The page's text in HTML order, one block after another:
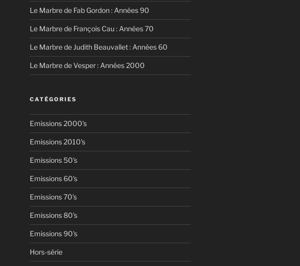
Le Marbre de Fab Gordon : Années 90
Le Marbre de François Cau : Années 70
Le Marbre de Judith Beauvallet : Années 60
Le Marbre de Vesper : Années 2000
CATÉGORIES
Emissions 2000's
Emissions 2010's
Emissions 50's
Emissions 60's
Emissions 70's
Emissions 80's
Emissions 90's
Hors-série